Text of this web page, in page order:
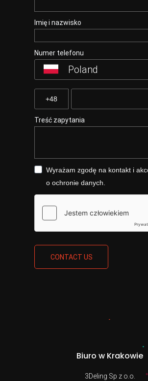
Imię i nazwisko
Numer telefonu
Poland
Treść zapytania
Wyrażam zgodę na kontakt i
o ochronie danych.
CONTACT US
Biuro w Krakowie
3Deling Sp z o.o.